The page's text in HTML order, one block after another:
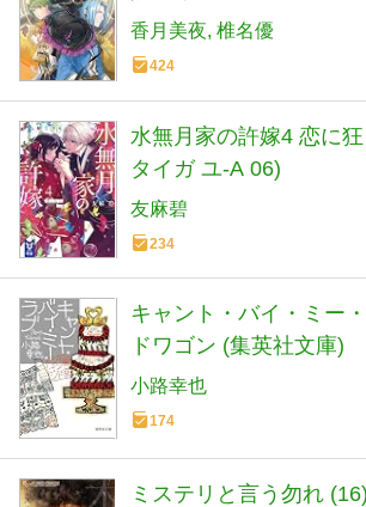
香月美夜 椎名優
424
水無月家の許嫁4 恋に
タイガ ユ-A 06)
友麻碧
234
キャント・バイ・ミー
ドワゴン (集英社文庫)
小路幸也
174
ミステリと言う勿れ